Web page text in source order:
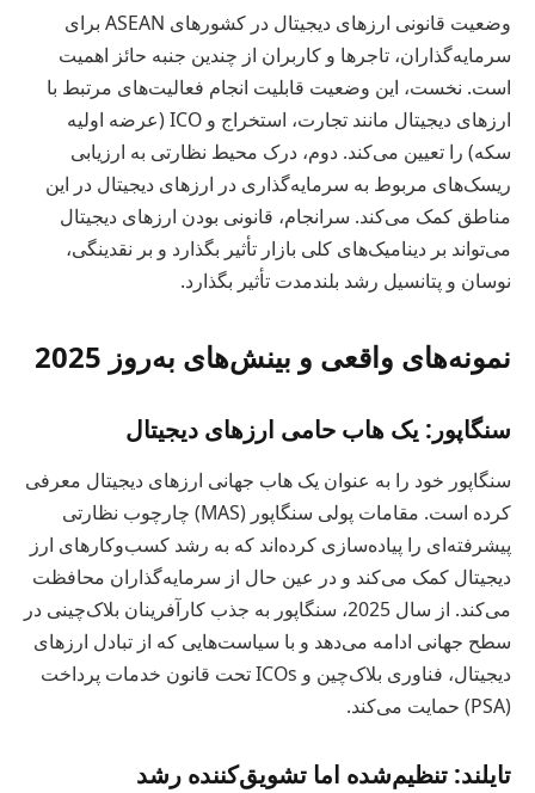
وضعیت قانونی ارزهای دیجیتال در کشورهای ASEAN برای
سرمایه‌گذاران، تاجرها و کاربران از چندین جنبه حائز اهمیت
است. نخست، این وضعیت قابلیت انجام فعالیت‌های مرتبط با
ارزهای دیجیتال مانند تجارت، استخراج و ICO (عرضه اولیه
سکه) را تعیین می‌کند. دوم، درک محیط نظارتی به ارزیابی
ریسک‌های مربوط به سرمایه‌گذاری در ارزهای دیجیتال در این
مناطق کمک می‌کند. سرانجام، قانونی بودن ارزهای دیجیتال
می‌تواند بر دینامیک‌های کلی بازار تأثیر بگذارد و بر نقدینگی،
نوسان و پتانسیل رشد بلندمدت تأثیر بگذارد.
نمونه‌های واقعی و بینش‌های به‌روز 2025
سنگاپور: یک هاب حامی ارزهای دیجیتال
سنگاپور خود را به عنوان یک هاب جهانی ارزهای دیجیتال معرفی
کرده است. مقامات پولی سنگاپور (MAS) چارچوب نظارتی
پیشرفته‌ای را پیاده‌سازی کرده‌اند که به رشد کسب‌وکارهای ارز
دیجیتال کمک می‌کند و در عین حال از سرمایه‌گذاران محافظت
می‌کند. از سال 2025، سنگاپور به جذب کارآفرینان بلاک‌چینی در
سطح جهانی ادامه می‌دهد و با سیاست‌هایی که از تبادل ارزهای
دیجیتال، فناوری بلاک‌چین و ICOs تحت قانون خدمات پرداخت
(PSA) حمایت می‌کند.
تایلند: تنظیم‌شده اما تشویق‌کننده رشد